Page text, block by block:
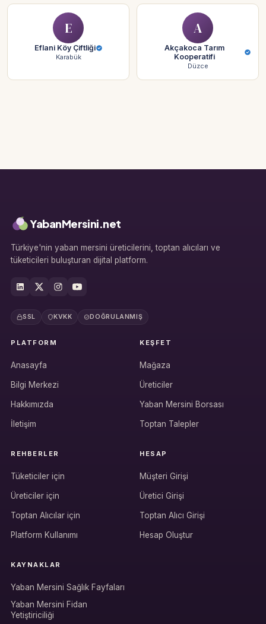
Hesabına giriş yap
Üretici / çiftçi paneli
E
Eflani Köy Çiftliği
Karabük
A
Akçakoca Tarım
Kooperatifi
Düzce
YabanMersini.net
Türkiye'nin yaban mersini üreticilerini, toptan alıcıları ve
tüketicileri buluşturan dijital platform.
SSL KVKK DOĞRULANMIŞ
PLATFORM
Anasayfa
Bilgi Merkezi
Hakkımızda
İletişim
KEŞFET
Mağaza
Üreticiler
Yaban Mersini Borsası
Toptan Talepler
REHBERLER
Tüketiciler için
Üreticiler için
Toptan Alıcılar için
Platform Kullanımı
HESAP
Müşteri Girişi
Üretici Girişi
Toptan Alıcı Girişi
Hesap Oluştur
KAYNAKLAR
Yaban Mersini Sağlık Fayfaları
Yaban Mersini Fidan
Yetiştiriciliği